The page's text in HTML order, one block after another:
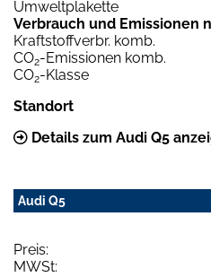
Umweltplakette
Verbrauch und Emissionen
Kraftstoffverbr. komb.
CO2-Emissionen komb.
CO2-Klasse
Standort
Details zum Audi Q5
Audi Q5
Preis:
MWSt: